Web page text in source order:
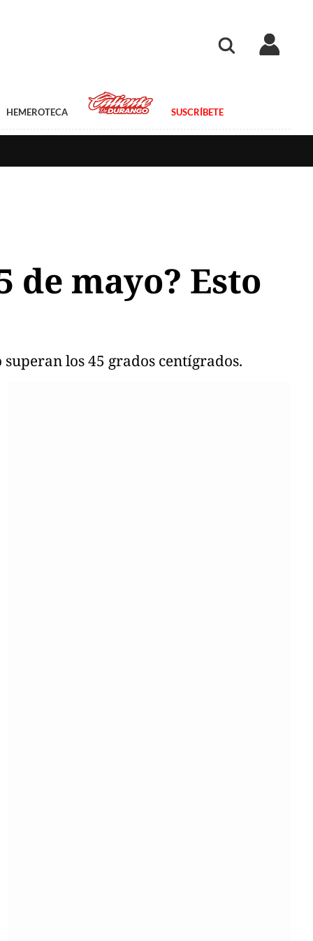
HEMEROTECA SUSCRÍBETE
de mayo? Esto
los 45 grados centígrados.